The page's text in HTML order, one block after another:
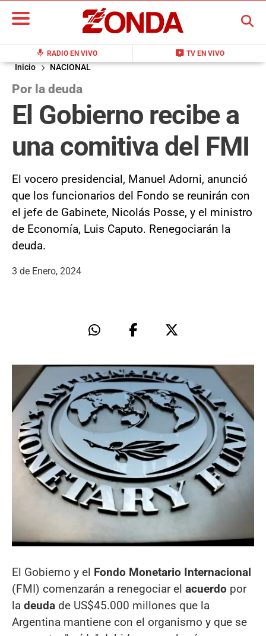
mic RADIO EN VIVO live_tv TV EN VIVO
BUSCAR
Inicio NACIONAL
Por la deuda
El Gobierno recibe a
una comitiva del FMI
El vocero presidencial, Manuel Adorni, anunció
que los funcionarios del Fondo se reunirán con
el jefe de Gabinete, Nicolás Posse, y el ministro
de Economía, Luis Caputo. Renegociarán la
deuda.
3 de Enero, 2024
El Gobierno y el Fondo Monetario Internacional
(FMI) comenzarán a renegociar el acuerdo por
la deuda de US$45.000 millones que la
Argentina mantiene con el organismo y que se